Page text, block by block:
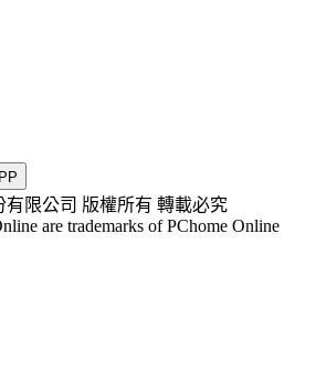
限公司 版權所有 轉載必究
are trademarks of PChome Online